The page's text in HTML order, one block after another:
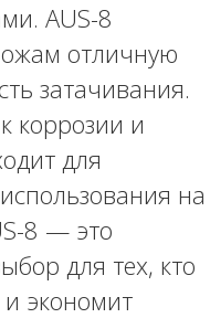
AUS-8
отличную
затачивания.
коррозии и
для
на
8 — это
для тех, кто
и экономит